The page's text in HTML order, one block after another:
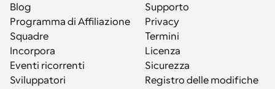
Blog
Programma di Affiliazione
Squadre
Incorpora
Eventi ricorrenti
Sviluppatori
Supporto
Privacy
Termini
Licenza
Sicurezza
Registro delle modifiche